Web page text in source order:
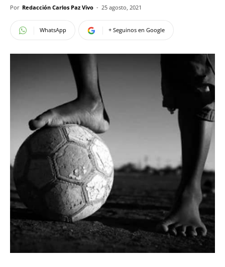
Por Redacción Carlos Paz Vivo - 25 agosto, 2021
WhatsApp + Seguinos en Google